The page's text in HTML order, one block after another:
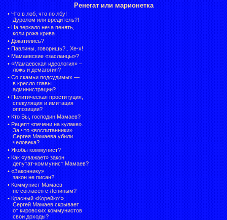
Ренегат или марионетка
• Что в лоб, что по лбу!
Дуролом или вредитель?!
• На зеркало неча пенять,
коли рожа крива
• Докатились?
• Павлины, говоришь?.. Хе-х!
• Мамаевские «засланцы»?
• «Мамаевская идеология» –
ложь и демагогия?
• Со скамьи подсудимых —
в кресло главы
администрации?
• Политическая проституция,
спекуляция и имитация
оппозиции?
• Кто Вы, господин Мамаев?
• Рецепт «печени на кулаке».
За что «воспитанники»
Сергея Мамаева убили
человека?
• Якобы коммунист?
• Как «уважает» закон
депутат-коммунист Мамаев?
• «Законнику»
закон не писан?
• Коммунист Мамаев
не согласен с Лениным?
• Красный «Корейко*».
Сергей Мамаев скрывает
от кировских коммунистов
свои доходы?